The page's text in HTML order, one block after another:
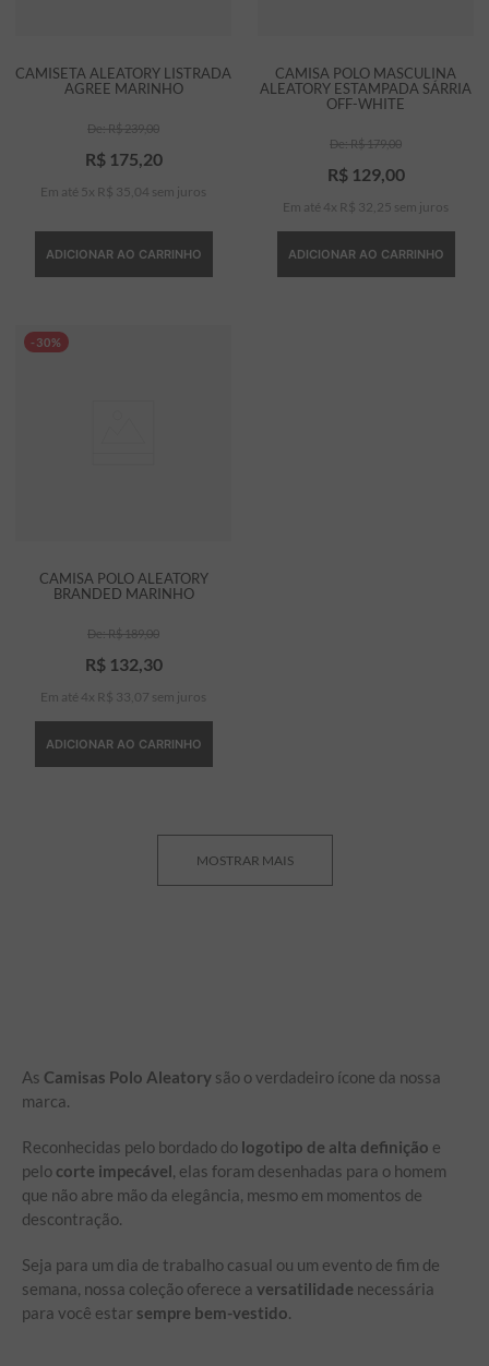
CAMISETA ALEATORY LISTRADA
AGREE MARINHO
R$239,00
R$ 175 20
Em até 5 x R$ 35 04 sem juros
ADICIONAR AO CARRINHO
CAMISA POLO MASCULINA
ALEATORY ESTAMPADA SÁRRIA
OFF-WHITE
R$179,00
R$ 129, 00
Em até 4 x R$ 32 25 sem juros
ADICIONAR AO CARRINHO
-30%
CAMISA POLO ALEATORY
BRANDED MARINHO
R$189,00
R$ 132 30
Em até 4 x R$ 33 07 sem juros
ADICIONAR AO CARRINHO
MOSTRAR MAIS
As Camisas Polo Aleatory são o verdadeiro ícone da nossa
marca.
Reconhecidas pelo bordado do logotipo de alta definição e
pelo corte impecável, elas foram desenhadas para o homem
que não abre mão da elegância, mesmo em momentos de
descontração.
Seja para um dia de trabalho casual ou um evento de fim de
semana, nossa coleção oferece a versatilidade necessária
para você estar sempre bem-vestido.